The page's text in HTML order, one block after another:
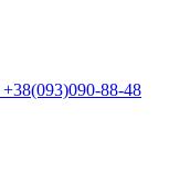
+38(093)090-88-48